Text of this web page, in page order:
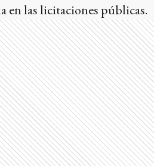
en las licitaciones públicas.